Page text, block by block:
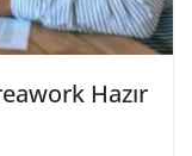
Hazır